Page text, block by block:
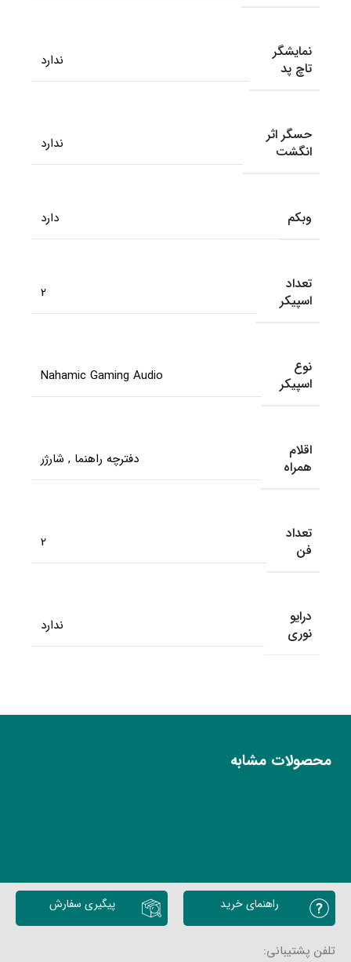
نمایشگر
تاچ پد
ندارد
حسگر اثر
انگشت
ندارد
وبکم دارد
تعداد
اسپیکر
2
نوع
اسپیکر
Nahamic Gaming Audio
اقلام
همراه
دفترچه راهنما , شارژر
تعداد
فن
2
درایو
نوری
ندارد
محصولات مشابه
راهنمای خرید پیگیری سفارش
تلفن پشتیبانی: